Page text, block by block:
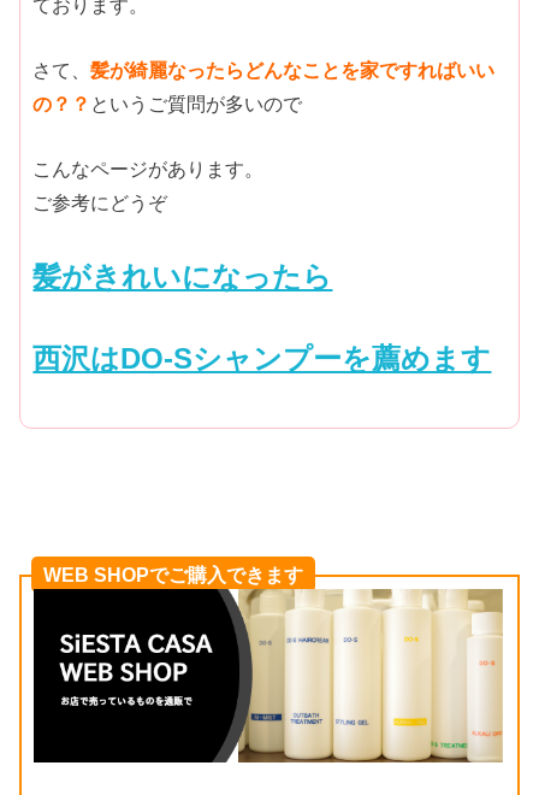
ております。
さて、髪が綺麗なったらどんなことを家ですればいい
の？？ というご質問が多いので
こんなページがあります。
ご参考にどうぞ
髪がきれいになったら
西沢はDO-Sシャンプーを薦めます
WEB SHOPでご購入できます